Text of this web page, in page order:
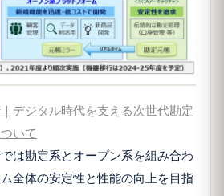
デジタル時代を支える次世代勘定
いて
は勘定系とオープン系を組み合わ
全体の安定性と性能の向上を目指